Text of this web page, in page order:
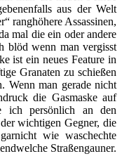
aus der Welt
ranghöhere Assassinen,
mal die ein oder andere
blöd wenn man vergisst
ist ein neues Feature in
Granaten zu schießen
Wenn man gerade nicht
die Gasmaske auf
ich persönlich an den
wichtigen Gegner, die
wie waschechte
Straßengauner.